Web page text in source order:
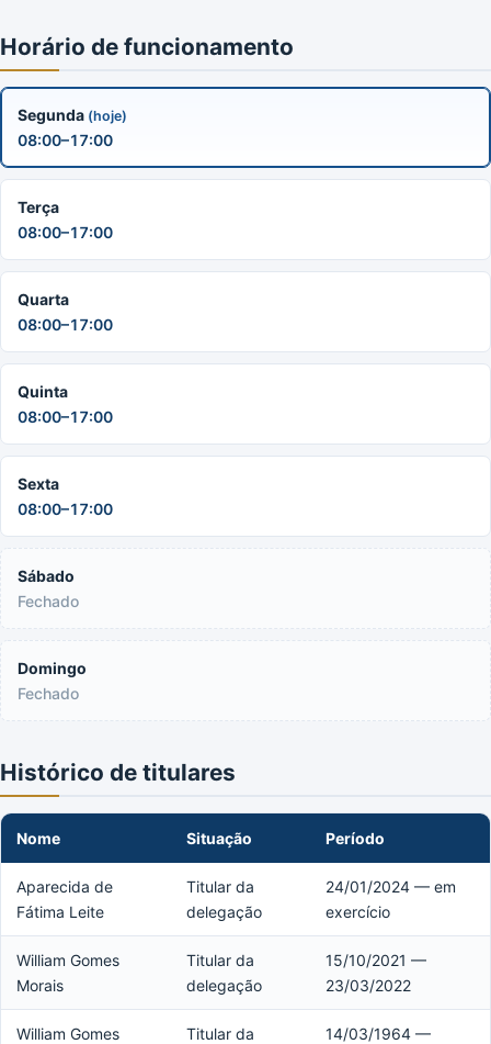
Horário de funcionamento
Segunda (hoje)
08:00–17:00
Terça
08:00–17:00
Quarta
08:00–17:00
Quinta
08:00–17:00
Sexta
08:00–17:00
Sábado
Fechado
Domingo
Fechado
Histórico de titulares
Nome Situação Período
Aparecida de
Fátima Leite
Titular da
delegação
24/01/2024 — em
exercício
William Gomes
Morais
Titular da
delegação
15/10/2021 —
23/03/2022
William Gomes
Titular da
14/03/1964 —